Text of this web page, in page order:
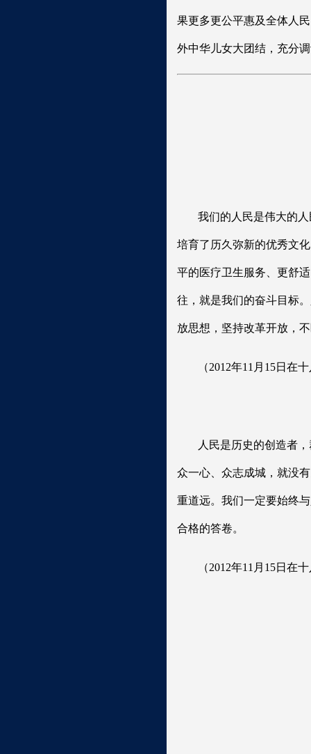
果更多更公平惠及全体人
外中华儿女大团结，充分
我们的人民是伟大的
培育了历久弥新的优秀文
平的医疗卫生服务、更舒
往，就是我们的奋斗目标
放思想，坚持改革开放，
（2012年11月15日在
人民是历史的创造者
众一心、众志成城，就没
重道远。我们一定要始终
合格的答卷。
（2012年11月15日在